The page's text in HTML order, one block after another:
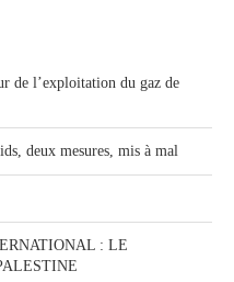
de l’exploitation du gaz de
deux mesures, mis à mal
: LE